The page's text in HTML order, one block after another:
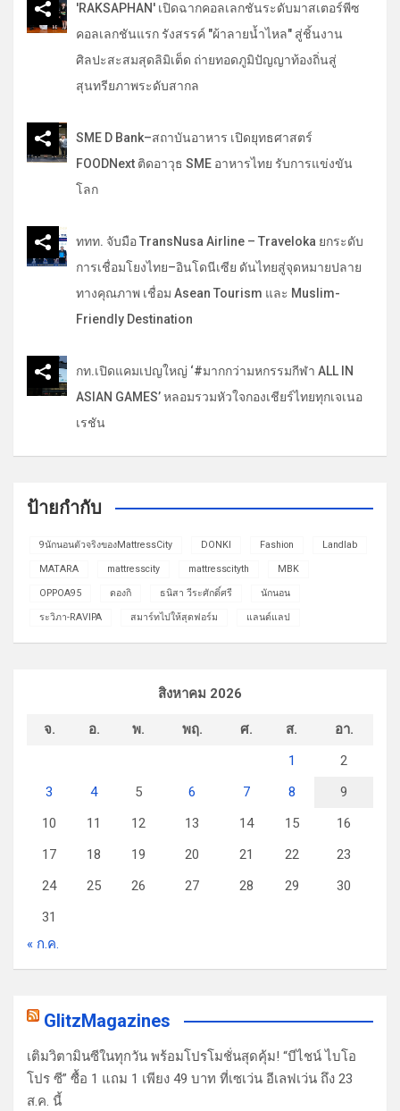
'RAKSAPHAN' เปิดฉากคอลเลกชันระดับมาสเตอร์พีซ
คอลเลกชันแรก รังสรรค์ "ผ้าลายน้ำไหล" สู่ชิ้นงาน
ศิลปะสะสมสุดลิมิเต็ด ถ่ายทอดภูมิปัญญาท้องถิ่นสู่
สุนทรียภาพระดับสากล
SME D Bank–สถาบันอาหาร เปิดยุทธศาสตร์
FOODNext ติดอาวุธ SME อาหารไทย รับการแข่งขัน
โลก
ททท. จับมือ TransNusa Airline – Traveloka ยกระดับ
การเชื่อมโยงไทย–อินโดนีเซีย ดันไทยสู่จุดหมายปลาย
ทางคุณภาพ เชื่อม Asean Tourism และ Muslim-
Friendly Destination
กท.เปิดแคมเปญใหญ่ ‘#มากกว่ามหกรรมกีฬา ALL IN
ASIAN GAMES’ หลอมรวมหัวใจกองเชียร์ไทยทุกเจเนอ
เรชัน
ป้ายกำกับ
9นักนอนตัวจริงของMattressCity DONKI Fashion Landlab
MATARA mattresscity mattresscityth MBK
OPPOA95 ดองกิ ธนิสา วีระศักดิ์ศรี นักนอน
ระวิภา-RAVIPA สมาร์ทไปให้สุดฟอร์ม แลนด์แลป
สิงหาคม 2026
จ. อ. พ. พฤ. ศ. ส.
อา.
1
2
3
4 5 6 7 8
9
10
11 12 13 14 15
16
17
18 19 20 21 22
23
24
25 26 27 28 29
30
31
« ก.ค.
GlitzMagazines
เติมวิตามินซีในทุกวัน พร้อมโปรโมชั่นสุดคุ้ม! “บีไชน์ ไบโอ
โปร ซี” ซื้อ 1 แถม 1 เพียง 49 บาท ที่เซเว่น อีเลฟเว่น ถึง 23
ส.ค. นี้